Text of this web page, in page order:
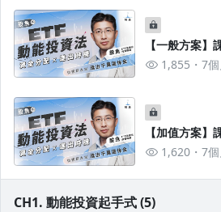
【一般方案】
1,855
7
【加值方案
1,620
7
CH1. 動能投資起手式 (5)